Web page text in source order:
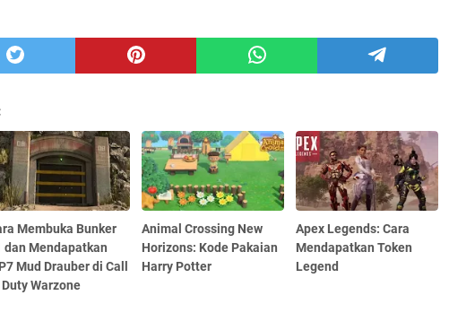
Membuka Bunker
dan Mendapatkan
Mud Drauber di Call
Warzone
Animal Crossing New
Horizons: Kode Pakaian
Harry Potter
Apex Legends: Cara
Mendapatkan Token
Legend